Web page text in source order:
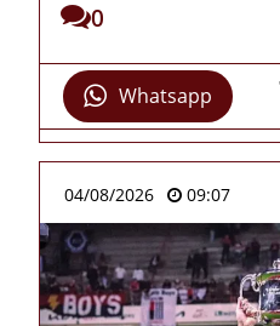
0
Whatsapp
04/08/2026 09:07